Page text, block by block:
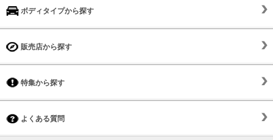
ボディタイプから探す
販売店から探す
特集から探す
よくある質問